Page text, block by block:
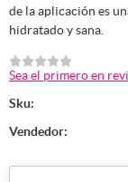
de la aplicación es
hidratado y sana.
Sea el primero en
Sku:
Vendedor: